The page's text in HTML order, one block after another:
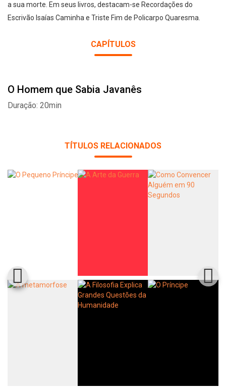
a sua morte. Em seus livros, destacam-se Recordações do
Escrivão Isaías Caminha e Triste Fim de Policarpo Quaresma.
CAPÍTULOS
O Homem que Sabia Javanês
Duração: 20min
TÍTULOS RELACIONADOS